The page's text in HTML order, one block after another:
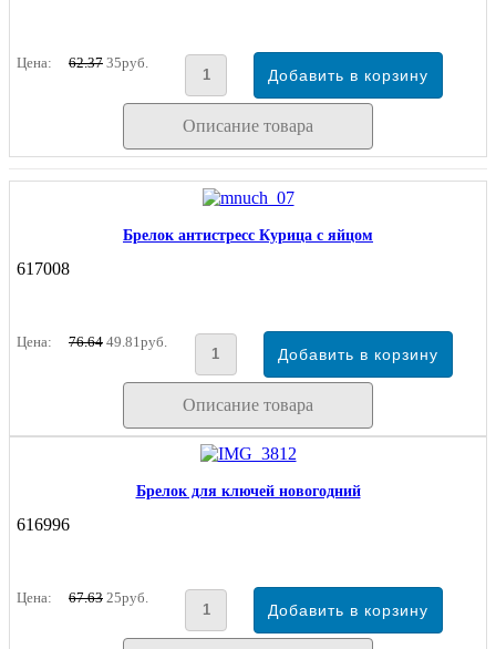
Цена: 62.37 35руб.
Описание товара
Брелок антистресс Курица с яйцом
617008
Цена: 76.64 49.81руб.
Описание товара
Брелок для ключей новогодний
616996
Цена: 67.63 25руб.